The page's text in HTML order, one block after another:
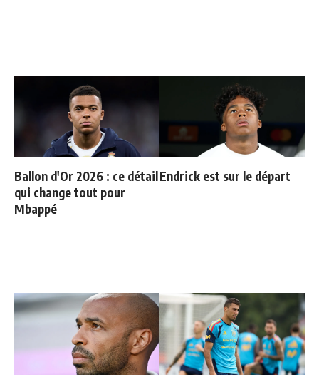
Ballon d'Or 2026 : ce détail
qui change tout pour
Mbappé
Endrick est sur le départ